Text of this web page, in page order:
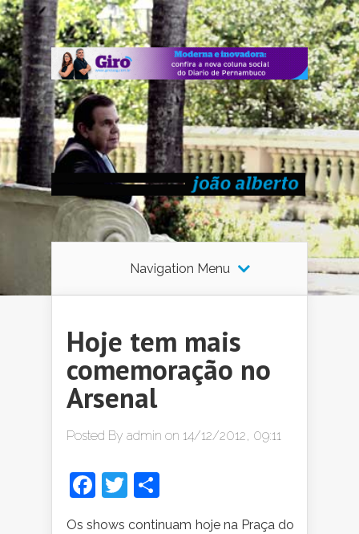
Navigation Menu
Hoje tem mais
comemoração no
Arsenal
Posted By admin on 14/12/2012, 09:11
Facebook
Twitter
Osshows continuam hoje na Praça do